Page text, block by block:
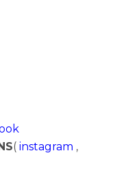
( instagram ,